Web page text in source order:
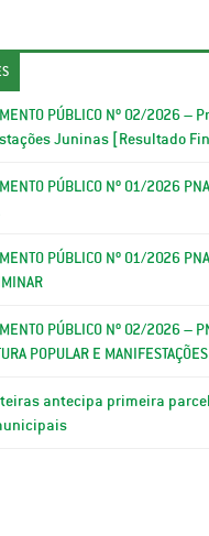
PÚBLICO Nº 02/2026
Juninas [Resultado
PÚBLICO Nº 01/2026
PÚBLICO Nº 01/2026
PÚBLICO Nº 02/2026 –
POPULAR E
antecipa primeira